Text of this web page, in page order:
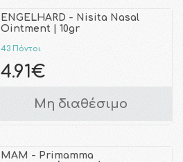
ENGELHARD - Nisita Nasal
Ointment | 10gr
43 Πόντοι
4.91€
Μη διαθέσιμο
MAM - Primamma